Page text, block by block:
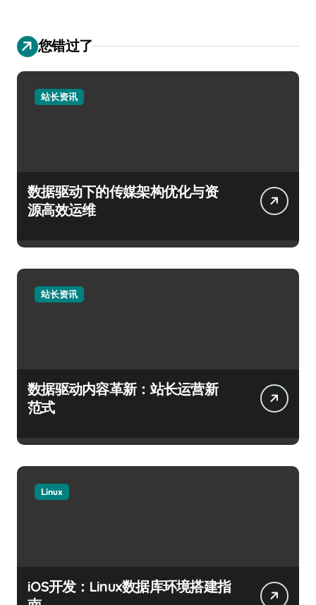
您错过了
站长资讯
数据驱动下的传媒架构优化与资
源高效运维
站长资讯
数据驱动内容革新：站长运营新
范式
Linux
iOS开发：Linux数据库环境搭建指